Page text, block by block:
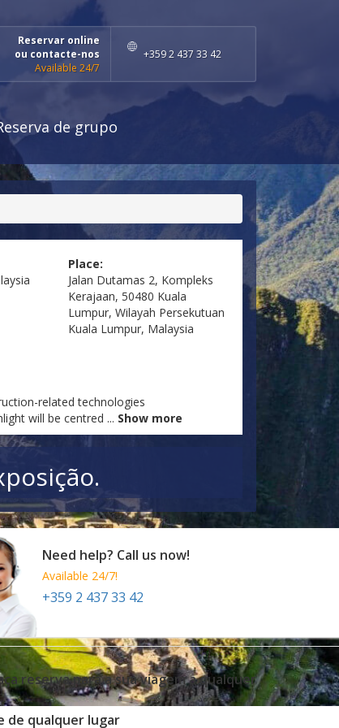
Reservar online
ou contacte-nos
Available 24/7
+359 2 437 33 42
de grupo
Place:
Jalan Dutamas 2, Kompleks
Kerajaan, 50480 Kuala
Lumpur, Wilayah Persekutuan
Kuala Lumpur, Malaysia
related technologies
will be centred ... Show more
Need help? Call us now!
Available 24/7!
+359 2 437 33 42
reserva para a sua viagem a qualquer
de qualquer lugar